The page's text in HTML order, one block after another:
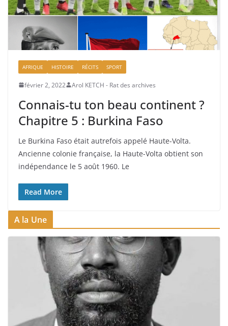
AFRIQUE HISTOIRE RÉCITS SPORT
février 2, 2022 Arol KETCH - Rat des archives
Connais-tu ton beau continent ?
Chapitre 5 : Burkina Faso
Le Burkina Faso était autrefois appelé Haute-Volta.
Ancienne colonie française, la Haute-Volta obtient son
indépendance le 5 août 1960. Le
Read More
A la Une